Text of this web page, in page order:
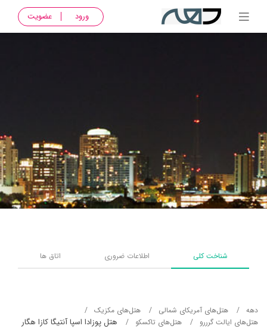
ورود عضویت
شناخت کلی اطلاعات ضروری اتاق ها
دهه هتل‌های آمریکای شمالی
هتل‌های مکزیک
هتل‌های ایالت گرررو
هتل‌های تاکسکو هتل پوزادا اسپا آنتیگا کازا هگار